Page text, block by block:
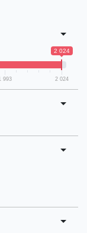
2 024
993 2 024